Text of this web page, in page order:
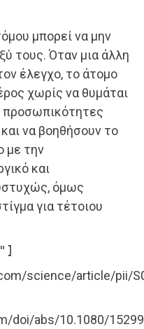
μπορεί να μην
τους. Όταν μια άλλη
έλεγχο, το άτομο
χωρίς να θυμάται
να βοηθήσουν το
με την
και
όμως
για τέτοιου
science/article/pii/
doi/abs/10.1080/